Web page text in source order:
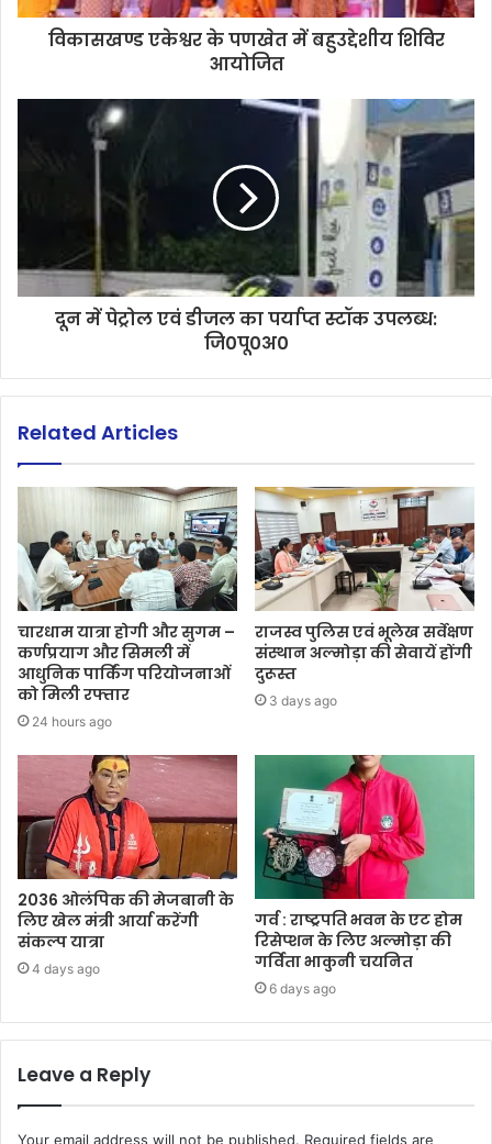
विकासखण्ड एकेश्वर के पणखेत में बहुउद्देशीय शिविर
आयोजित
दून में पेट्रोल एवं डीजल का पर्याप्त स्टॉक उपलब्ध:
जि0पू0अ0
Related Articles
चारधाम यात्रा होगी और सुगम –
कर्णप्रयाग और सिमली में
आधुनिक पार्किंग परियोजनाओं
को मिली रफ्तार
24 hours ago
राजस्व पुलिस एवं भूलेख सर्वेक्षण
संस्थान अल्मोड़ा की सेवायें होंगी
दुरूस्त
3 days ago
2036 ओलंपिक की मेजबानी के
लिए खेल मंत्री आर्या करेंगी
संकल्प यात्रा
4 days ago
गर्व : राष्ट्रपति भवन के एट होम
रिसेप्शन के लिए अल्मोड़ा की
गर्विता भाकुनी चयनित
6 days ago
Leave a Reply
Your email address will not be published. Required fields are